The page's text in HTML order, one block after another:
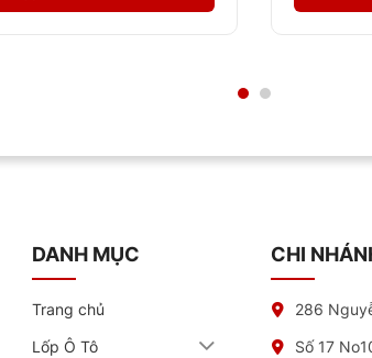
DANH MỤC
Trang chủ
Lốp Ô Tô
CHI
286
Số 17